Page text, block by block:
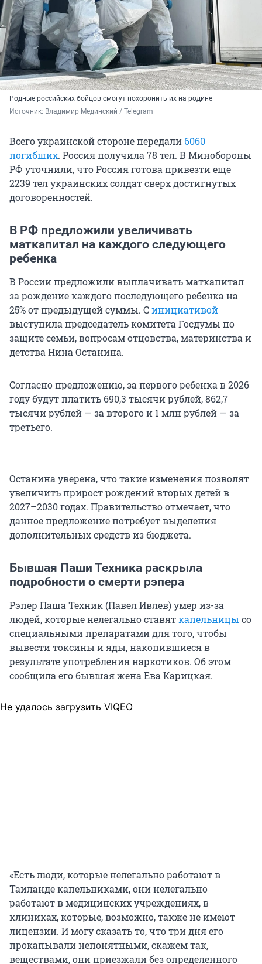
Родные российских бойцов смогут похоронить их на родине
Источник: Владимир Мединский / Telegram
Всего украинской стороне передали 6060
погибших. Россия получила 78 тел. В Минобороны
РФ уточнили, что Россия готова привезти еще
2239 тел украинских солдат сверх достигнутых
договоренностей.
В РФ предложили увеличивать
маткапитал на каждого следующего
ребенка
В России предложили выплачивать маткапитал
за рождение каждого последующего ребенка на
25% от предыдущей суммы. Синициативой
выступила председатель комитета Госдумы по
защите семьи, вопросам отцовства, материнства и
детства Нина Останина.
Согласно предложению, за первого ребенка в 2026
году будут платить 690,3 тысячи рублей, 862,7
тысячи рублей — за второго и 1 млн рублей — за
третьего.
Останина уверена, что такие изменения позволят
увеличить прирост рождений вторых детей в
2027–2030 годах. Правительство отмечает, что
данное предложение потребует выделения
дополнительных средств из бюджета.
Бывшая Паши Техника раскрыла
подробности о смерти рэпера
Рэпер Паша Техник (Павел Ивлев) умер из-за
людей, которые нелегально ставяткапельницы со
специальными препаратами для того, чтобы
вывести токсины и яды, накопившиеся в
результате употребления наркотиков. Об этом
сообщила его бывшая жена Ева Карицкая.
Не удалось загрузить VIQEO
«Есть люди, которые нелегально работают в
Таиланде капельниками, они нелегально
работают в медицинских учреждениях, в
клиниках, которые, возможно, также не имеют
лицензии. И могу сказать то, что три дня его
прокапывали непонятными, скажем так,
веществами, они приезжали без определенного